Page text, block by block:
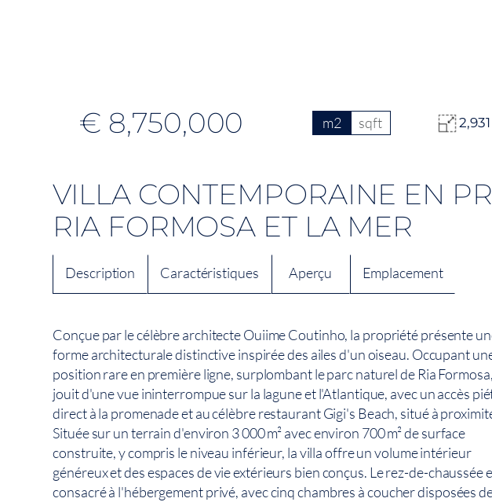
€ 8,750,000 m2 sqft
VILLA CONTEMPORAINE EN
RIA FORMOSA ET LA MER
Description Caractéristiques Aperçu Emplacement
Conçue par le célèbre architecte Ouiime Coutinho, la propriété présente
forme architecturale distinctive inspirée des ailes d'un oiseau. Occupant
position rare en première ligne, surplombant le parc naturel de Ria
jouit d'une vue ininterrompue sur la lagune et l'Atlantique, avec un accès
direct à la promenade et au célèbre restaurant Gigi's Beach, situé à
Située sur un terrain d'environ 3 000 m² avec environ 700 m² de surface
construite, y compris le niveau inférieur, la villa offre un volume intérieur
généreux et des espaces de vie extérieurs bien conçus. Le rez-de-chaussée
consacré à l'hébergement privé, avec cinq chambres à coucher disposées